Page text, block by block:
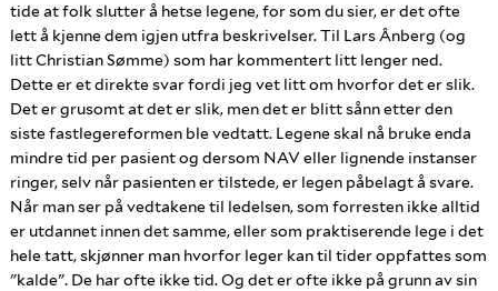
tide at folk slutter å hetse legene, for som du sier, er det ofte
lett å kjenne dem igjen utfra beskrivelser. Til Lars Ånberg (og
litt Christian Sømme) som har kommentert litt lenger ned.
Dette er et direkte svar fordi jeg vet litt om hvorfor det er slik.
Det er grusomt at det er slik, men det er blitt sånn etter den
siste fastlegereformen ble vedtatt. Legene skal nå bruke enda
mindre tid per pasient og dersom NAV eller lignende instanser
ringer, selv når pasienten er tilstede, er legen påbelagt å svare.
Når man ser på vedtakene til ledelsen, som forresten ikke alltid
er utdannet innen det samme, eller som praktiserende lege i det
hele tatt, skjønner man hvorfor leger kan til tider oppfattes som
"kalde". De har ofte ikke tid. Og det er ofte ikke på grunn av sin